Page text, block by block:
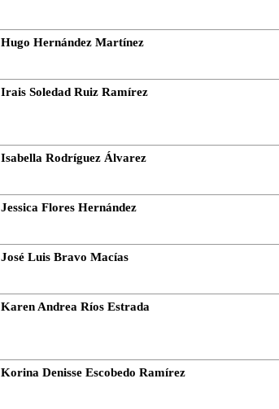
Hugo Hernández Martínez
Irais Soledad Ruiz Ramírez
Isabella Rodríguez Álvarez
Jessica Flores Hernández
José Luis Bravo Macías
Karen Andrea Ríos Estrada
Korina Denisse Escobedo Ramírez